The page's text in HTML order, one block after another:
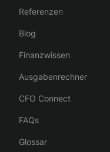
Referenzen
Blog
Finanzwissen
Ausgabenrechner
CFO Connect
FAQs
Glossar